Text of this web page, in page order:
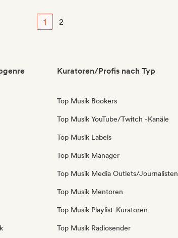
1 2
Kuratoren/Profis nach Typ
Top Musik Bookers
Top Musik YouTube/Twitch -Kanäle
Top Musik Labels
Top Musik Manager
Top Musik Media Outlets/Journalisten
Top Musik Mentoren
Top Musik Playlist-Kuratoren
Top Musik Radiosender